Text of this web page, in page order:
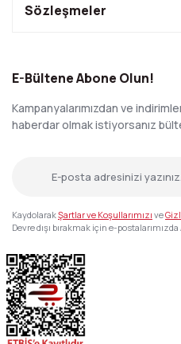
Sözleşmeler
E-Bültene Abone Olun!
Kampanyalarımızdan ve
haberdar olmak istiyorsanız
KaydolarakŞartlar ve Koşullarımızı ve
Devre dışı bırakmak için e-